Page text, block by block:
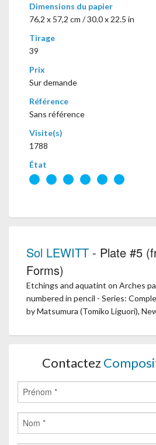
Dimensions du papier
76,2 x 57,2 cm / 30.0 x 22.5 in
Tirage
39
Prix
Sur demande
Référence
Sans référence
Visite(s)
1788
État
Sol LEWITT - Plate #5
Forms)
Etchings and aquatint on Arches
numbered in pencil - Series:
by Matsumura (Tomiko Liguori),
Contactez